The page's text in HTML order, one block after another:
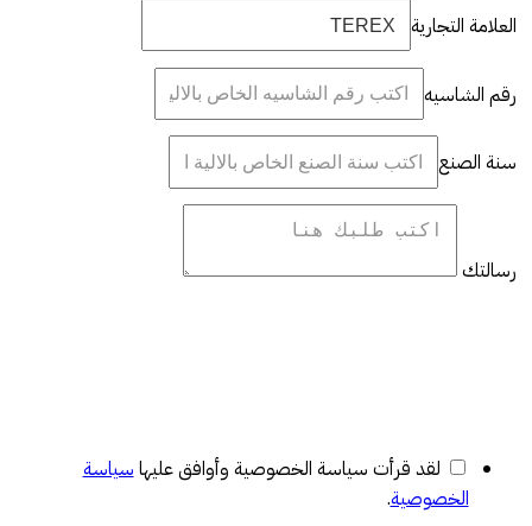
العلامة التجارية
رقم الشاسيه
سنة الصنع
رسالتك
لقد قرأت سياسة الخصوصية وأوافق عليها سياسة
الخصوصية.